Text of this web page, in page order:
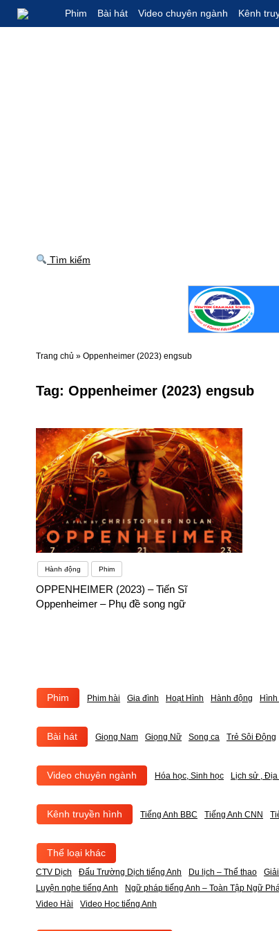
Phim Bài hát Video chuyên ngành Kênh
Tìm kiếm
Trang chủ » Oppenheimer (2023) engsub
Tag: Oppenheimer (2023) engsub
Hành động Phim
OPPENHEIMER (2023) – Tiến Sĩ
Oppenheimer – Phụ đề song ngữ
Phim Phim hài Gia đình Hoạt Hình Hành động
Bài hát Giọng Nam Giọng Nữ Song ca Trẻ Sôi Động
Video chuyên ngành Hóa học, Sinh học Lịch sử , Địa
Kênh truyền hình Tiếng Anh BBC Tiếng Anh CNN
Thể loại khác
CTV Dịch Đấu Trường Dịch tiếng Anh Du lịch – Thể thao
Luyện nghe tiếng Anh
Ngữ pháp tiếng Anh – Toàn Tập Ngữ
Video Hài
Video Học tiếng Anh